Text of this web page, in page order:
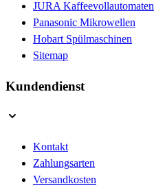
JURA Kaffeevollautomaten
Panasonic Mikrowellen
Hobart Spülmaschinen
Sitemap
Kundendienst
Kontakt
Zahlungsarten
Versandkosten